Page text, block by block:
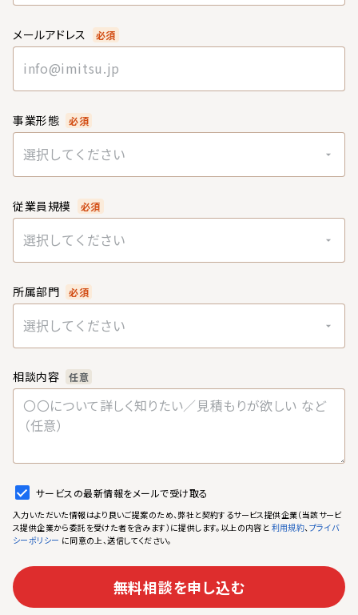
メールアドレス 必須
事業形態 必須
選択してください
従業員規模 必須
選択してください
所属部門 必須
選択してください
相談内容 任意
サービスの最新情報をメールで受け取る
入力いただいた情報はより良いご提案のため、弊社と契約するサービス提供企業（当該サービ
ス提供企業から委託を受けた者を含みます）に提供します。以上の内容と 利用規約、プライバ
シーポリシー に同意の上、送信してください。
無料相談を申し込む